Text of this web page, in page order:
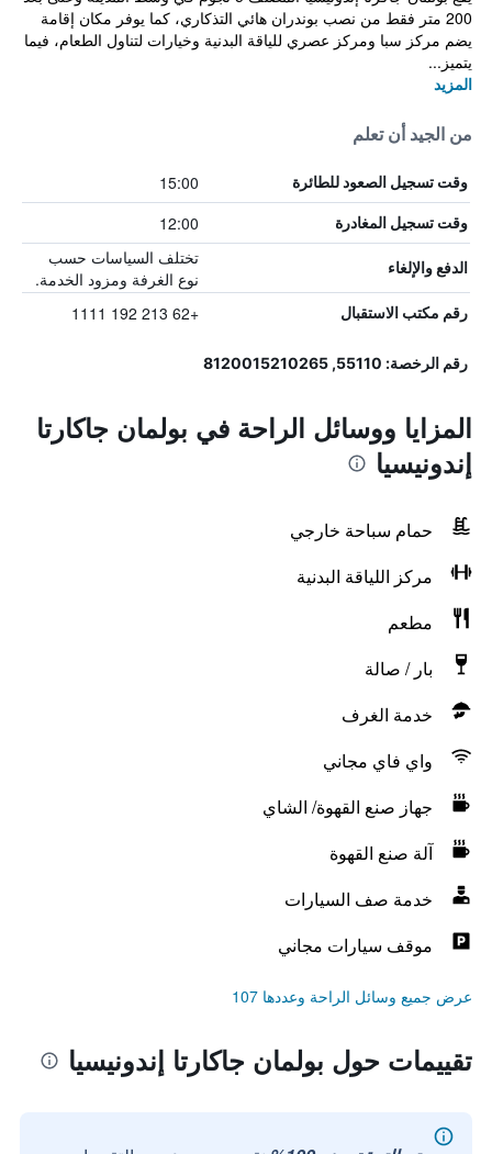
200 متر فقط من نصب بوندران هائي التذكاري، كما يوفر مكان إقامة
يضم مركز سبا ومركز عصري للياقة البدنية وخيارات لتناول الطعام، فيما
يتميز...
المزيد
من الجيد أن تعلم
وقت تسجيل الصعود للطائرة 15:00
وقت تسجيل المغادرة 12:00
الدفع والإلغاء
تختلف السياسات حسب
نوع الغرفة ومزود الخدمة.
رقم مكتب الاستقبال +62 213 192 1111
رقم الرخصة: 55110, 8120015210265
المزايا ووسائل الراحة في بولمان جاكارتا
إندونيسيا
حمام سباحة خارجي
مركز اللياقة البدنية
مطعم
بار / صالة
خدمة الغرف
واي فاي مجاني
جهاز صنع القهوة/ الشاي
آلة صنع القهوة
خدمة صف السيارات
موقف سيارات مجاني
عرض جميع وسائل الراحة وعددها 107
تقييمات حول بولمان جاكارتا إندونيسيا